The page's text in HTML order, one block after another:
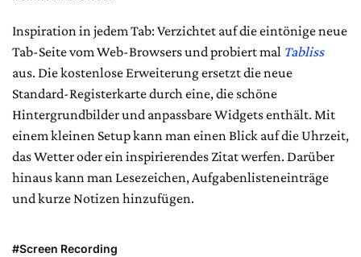
Inspiration in jedem Tab: Verzichtet auf die eintönige neue
Tab-Seite vom Web-Browsers und probiert mal Tabliss
aus. Die kostenlose Erweiterung ersetzt die neue
Standard-Registerkarte durch eine, die schöne
Hintergrundbilder und anpassbare Widgets enthält. Mit
einem kleinen Setup kann man einen Blick auf die Uhrzeit,
das Wetter oder ein inspirierendes Zitat werfen. Darüber
hinaus kann man Lesezeichen, Aufgabenlisteneinträge
und kurze Notizen hinzufügen.
#Screen Recording